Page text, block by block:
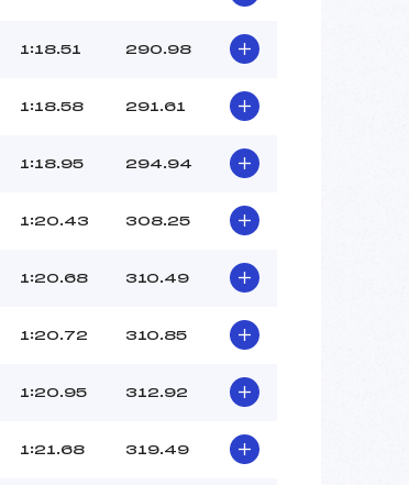
1:18.51 290.98
1:18.58 291.61
1:18.95 294.94
1:20.43 308.25
1:20.68 310.49
1:20.72 310.85
1:20.95 312.92
1:21.68 319.49